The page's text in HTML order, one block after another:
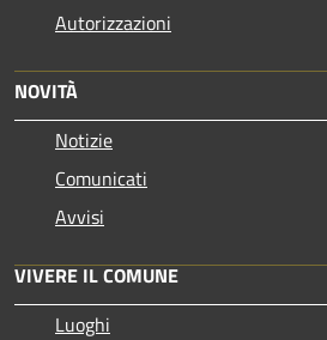
Autorizzazioni
NOVITÀ
Notizie
Comunicati
Avvisi
VIVERE IL COMUNE
Luoghi